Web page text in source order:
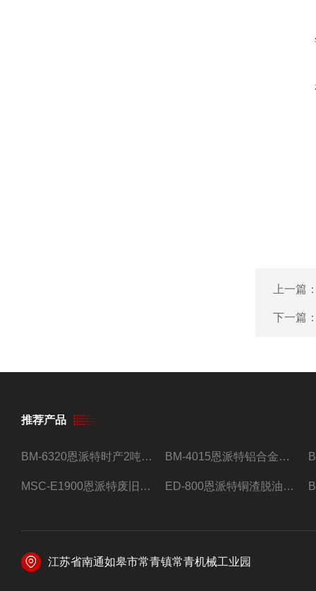
上一篇
下一篇
推荐产品
BM-6320恩派特时产2吨合金钢屑压饼机 BM-4015恩派特铝合金屑压饼机 脱油效果好
MSC-E1900恩派特废旧锂电池极片破碎处理设备 ED-800恩派特铜渣脱油机废铜屑铝屑甩油机
江苏省南通如皋市常青镇常青机械工业园